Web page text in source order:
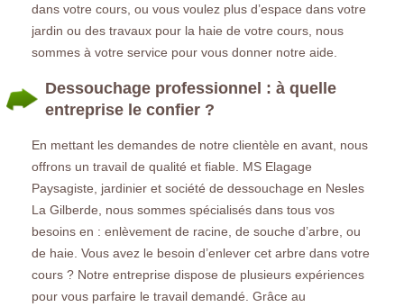
dans votre cours, ou vous voulez plus d’espace dans votre
jardin ou des travaux pour la haie de votre cours, nous
sommes à votre service pour vous donner notre aide.
Dessouchage professionnel : à quelle
entreprise le confier ?
En mettant les demandes de notre clientèle en avant, nous
offrons un travail de qualité et fiable. MS Elagage
Paysagiste, jardinier et société de dessouchage en Nesles
La Gilberde, nous sommes spécialisés dans tous vos
besoins en : enlèvement de racine, de souche d’arbre, ou
de haie. Vous avez le besoin d’enlever cet arbre dans votre
cours ? Notre entreprise dispose de plusieurs expériences
pour vous parfaire le travail demandé. Grâce au